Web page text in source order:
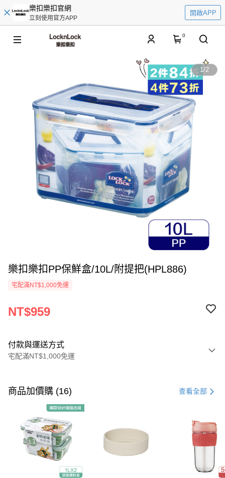
樂扣樂扣官網
立刻使用官方APP
開啟APP
0
1/2
樂扣樂扣PP保鮮盒/10L/附提把(HPL886)
宅配滿NT$1,000免運
NT$959
付款與運送方式
宅配滿NT$1,000免運
信用卡一次付款
Apple Pay
街口支付
商品加價購 (16) 查看全部